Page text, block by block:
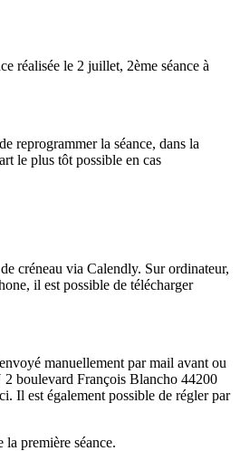
réalisée le 2 juillet, 2ème séance à
reprogrammer la séance, dans la
le plus tôt possible en cas
créneau via Calendly. Sur ordinateur,
il est possible de télécharger
manuellement par mail avant ou
2 boulevard François Blancho 44200
Il est également possible de régler par
la première séance.